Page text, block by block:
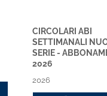
CIRCOLARI ABI
SETTIMANALI
SERIE -
2026
2026